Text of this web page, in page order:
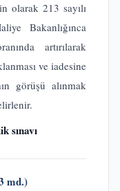
olarak 213 sayılı
Bakanlığınca
artırılarak
ve iadesine
görüşü alınmak
sınavı
md.)